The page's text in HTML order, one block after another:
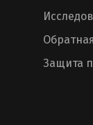
Защита